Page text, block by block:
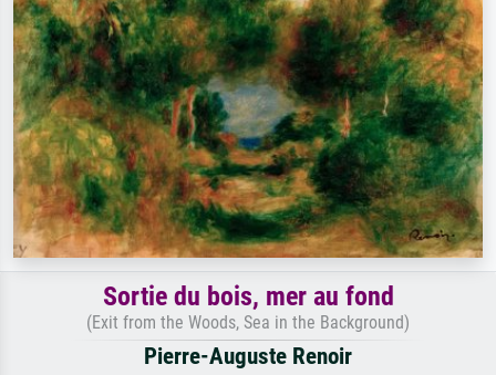
Sortie du bois, mer au fond
(Exit from the Woods, Sea in the Background)
Pierre-Auguste Renoir